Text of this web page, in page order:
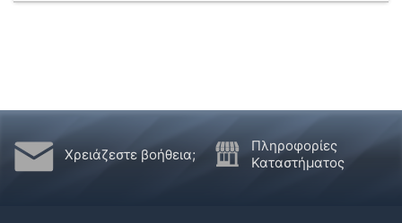
Χρειάζεστε βοήθεια;
Πληροφορίες
Καταστήματος